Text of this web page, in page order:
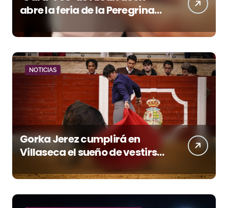
abre la feria de la Peregrina
NOTICIAS
Gorka Jerez cumplirá en
Villaseca el sueño de vestirse
de luces ante los suyos